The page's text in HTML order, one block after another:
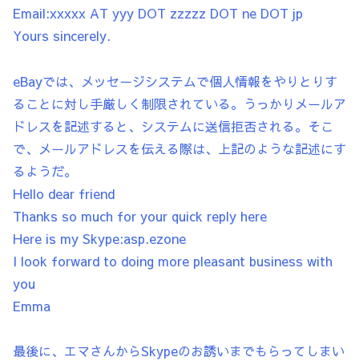
Email:xxxxx AT yyy DOT zzzzz DOT ne DOT jp
Yours sincerely.
eBayでは、メッセージシステムで個人情報をやりとりす
ることに対し手厳しく制限されている。うっかりメールア
ドレスを記述すると、システムに送信拒否される。そこ
で、メールアドレスを伝える際は、上記のような記述にす
るようだ。
Hello dear friend
Thanks so much for your quick reply here
Here is my Skype:asp.ezone
I look forward to doing more pleasant business with
you
Emma
最後に、エマさんからSkypeのお誘いまでもらってしまい